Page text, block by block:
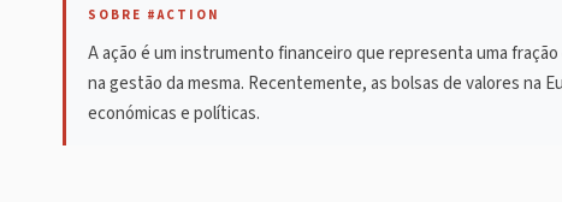
SOBRE #ACTION
A ação é um instrumento financeiro que representa uma
na gestão da mesma. Recentemente, as bolsas de valores na
económicas e políticas.